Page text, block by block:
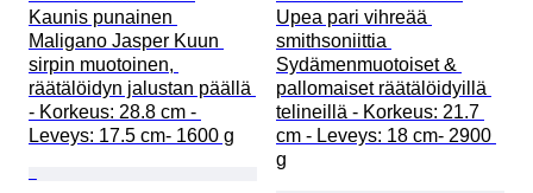
Kaunis punainen
Maligano Jasper Kuun
sirpin muotoinen,
räätälöidyn jalustan päällä
- Korkeus: 28.8 cm -
Leveys: 17.5 cm- 1600 g
Upea pari vihreää
smithsoniittia
Sydämenmuotoiset &
pallomaiset räätälöidyillä
telineillä - Korkeus: 21.7
cm - Leveys: 18 cm- 2900
g